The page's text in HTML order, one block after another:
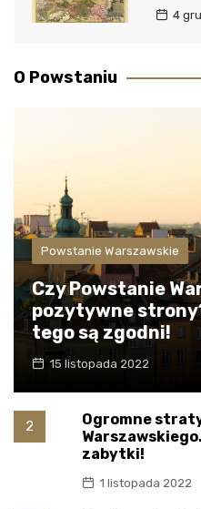
4
O Powstaniu
Powstanie Warszawskie
Czy Powstanie
pozytywne
tego są zgodni!
15 listopada 2022
2
Ogromne
zabytki!
1 listopada 2022